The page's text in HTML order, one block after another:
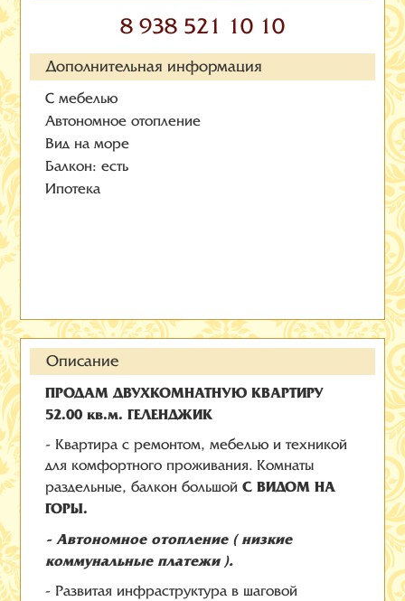
8 938 521 10 10
Дополнительная информация
С мебелью
Автономное отопление
Вид на море
Балкон: есть
Ипотека
Описание
ПРОДАМ ДВУХКОМНАТНУЮ КВАРТИРУ
52.00 кв.м. ГЕЛЕНДЖИК
- Квартира с ремонтом, мебелью и техникой
для комфортного проживания. Комнаты
раздельные, балкон большойС ВИДОМ НА
ГОРЫ.
- Автономное отопление ( низкие
коммунальные платежи ).
- Развитая инфраструктура в шаговой